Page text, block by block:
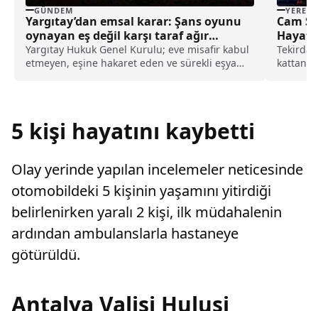
GÜNDEM
Yargıtay’dan emsal karar: Şans oyunu
oynayan eş değil karşı taraf ağır
kusurlu sayıldı
Yargıtay Hukuk Genel Kurulu; eve misafir kabul
etmeyen, eşine hakaret eden ve sürekli eşya
YEREL
Cam
kattan
5 kişi hayatını kaybetti
Olay yerinde yapılan incelemeler neticesinde
otomobildeki 5 kişinin yaşamını yitirdiği
belirlenirken yaralı 2 kişi, ilk müdahalenin
ardından ambulanslarla hastaneye
götürüldü.
Antalya Valisi Hulusi